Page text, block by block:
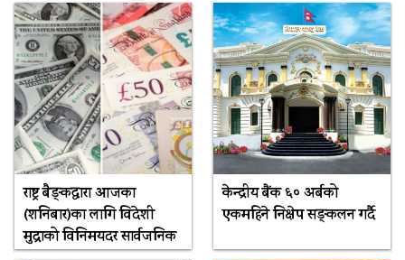
राष्ट्र बैङ्कद्वारा आजका
(शनिबार)का लागि विदेशी
मुद्राको विनिमयदर सार्वजनिक
केन्द्रीय बैंक ६० अर्बको
एकमहिने निक्षेप सङ्कलन गर्दै